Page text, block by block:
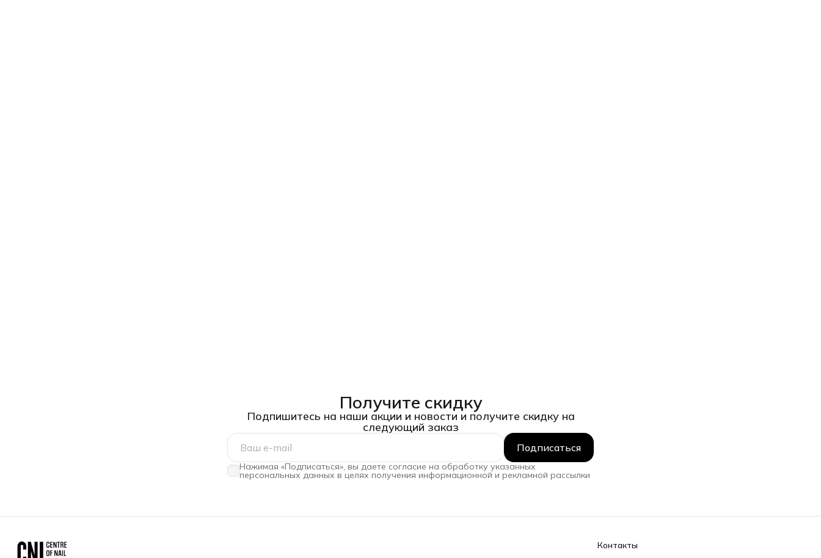
Получите скидку
Подпишитесь на наши акции и новости и получите скидку на
следующий заказ
Подписаться
Нажимая «Подписаться», вы даете согласие на обработку указанных
персональных данных в целях получения информационной и рекламной рассылки
Контакты